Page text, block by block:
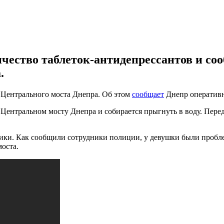
таблеток-антидепрессантов и
моста Днепра. Об этом сообщает Днепр
мосту Днепра и собирается прыгнуть в воду.
Как сообщили сотрудники полиции, у девушки были